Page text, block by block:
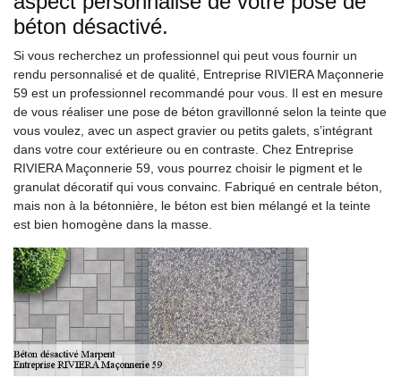
béton désactivé.
Si vous recherchez un professionnel qui peut vous fournir un
rendu personnalisé et de qualité, Entreprise RIVIERA Maçonnerie
59 est un professionnel recommandé pour vous. Il est en mesure
de vous réaliser une pose de béton gravillonné selon la teinte que
vous voulez, avec un aspect gravier ou petits galets, s’intégrant
dans votre cour extérieure ou en contraste. Chez Entreprise
RIVIERA Maçonnerie 59, vous pourrez choisir le pigment et le
granulat décoratif qui vous convainc. Fabriqué en centrale béton,
mais non à la bétonnière, le béton est bien mélangé et la teinte
est bien homogène dans la masse.